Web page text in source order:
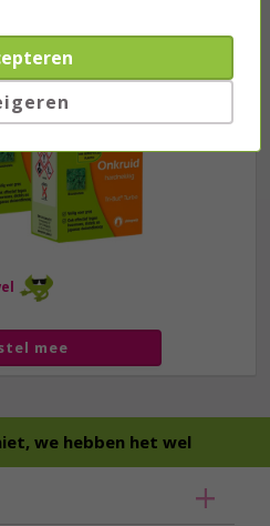
40,
mee
we hebben het wel